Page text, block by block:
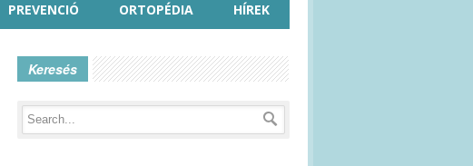
PREVENCIÓ ORTOPÉDIA HÍREK
Keresés